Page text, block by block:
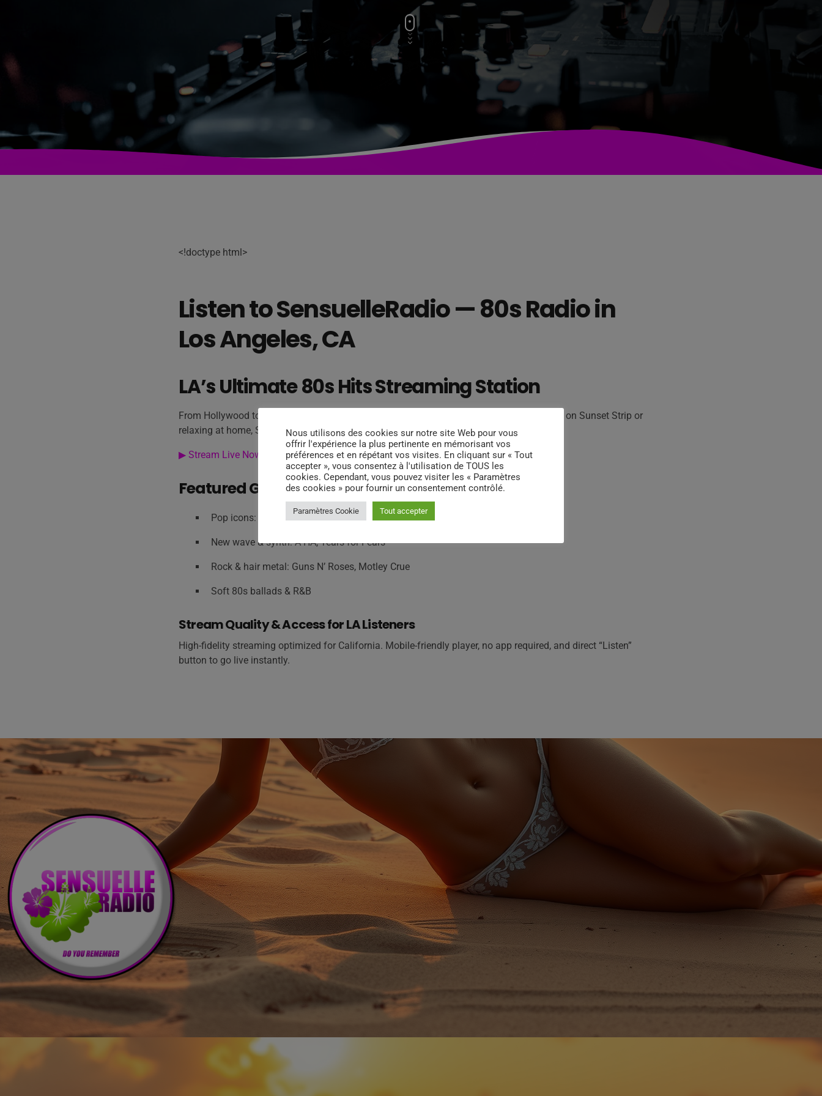
<!doctype html>
Listen to SensuelleRadio — 80s Radio in
Los Angeles, CA
LA’s Ultimate 80s Hits Streaming Station
From Hollywood to Venice Beach — get the 80s vibe flowing in L.A. Whether you’re driving on Sunset Strip or
relaxing at home, SensuelleRadio brings you nonstop 80s classics.
▶︎ Stream Live Now
Featured Genres & Artists in the LA Feed
Pop icons: Prince, Whitney Houston
New wave & synth: A-HA, Tears for Fears
Rock & hair metal: Guns N’ Roses, Motley Crue
Soft 80s ballads & R&B
Stream Quality & Access for LA Listeners
High-fidelity streaming optimized for California. Mobile-friendly player, no app required, and direct “Listen”
button to go live instantly.
Nous utilisons des cookies sur notre site Web pour vous
offrir l'expérience la plus pertinente en mémorisant vos
préférences et en répétant vos visites. En cliquant sur « Tout
accepter », vous consentez à l'utilisation de TOUS les
cookies. Cependant, vous pouvez visiter les « Paramètres
des cookies » pour fournir un consentement contrôlé.
Paramètres Cookie Tout accepter